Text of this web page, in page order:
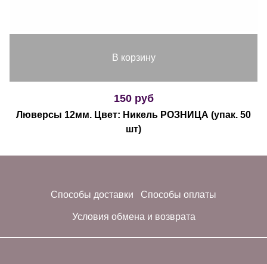
В корзину
150 руб
Люверсы 12мм. Цвет: Никель РОЗНИЦА (упак. 50
шт)
Способы доставки Способы оплаты
Условия обмена и возврата